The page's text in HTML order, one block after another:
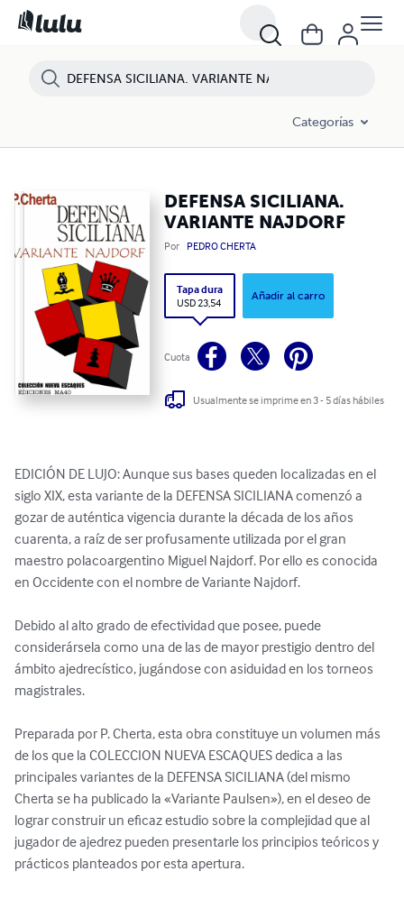
Categorías
DEFENSA SICILIANA.
VARIANTE NAJDORF
Por PEDRO CHERTA
Tapa dura
USD 23,54
Añadir al carro
Cuota
Usualmente se imprime en 3 - 5 días hábiles
EDICIÓN DE LUJO: Aunque sus bases queden localizadas en el
siglo XIX, esta variante de la DEFENSA SICILIANA comenzó a
gozar de auténtica vigencia durante la década de los años
cuarenta, a raíz de ser profusamente utilizada por el gran
maestro polacoargentino Miguel Najdorf. Por ello es conocida
en Occidente con el nombre de Variante Najdorf.
Debido al alto grado de efectividad que posee, puede
considerársela como una de las de mayor prestigio dentro del
ámbito ajedrecístico, jugándose con asiduidad en los torneos
magistrales.
Preparada por P. Cherta, esta obra constituye un volumen más
de los que la COLECCION NUEVA ESCAQUES dedica a las
principales variantes de la DEFENSA SICILIANA (del mismo
Cherta se ha publicado la «Variante Paulsen»), en el deseo de
lograr construir un eficaz estudio sobre la complejidad que al
jugador de ajedrez pueden presentarle los principios teóricos y
prácticos planteados por esta apertura.